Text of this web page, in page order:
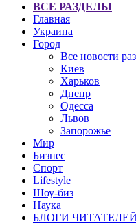
ВСЕ РАЗДЕЛЫ
Главная
Украина
Город
Все новости
Киев
Харьков
Днепр
Одесса
Львов
Запорожье
Мир
Бизнес
Спорт
Lifestyle
Шоу-биз
Наука
БЛОГИ ЧИТАТЕЛЕЙ